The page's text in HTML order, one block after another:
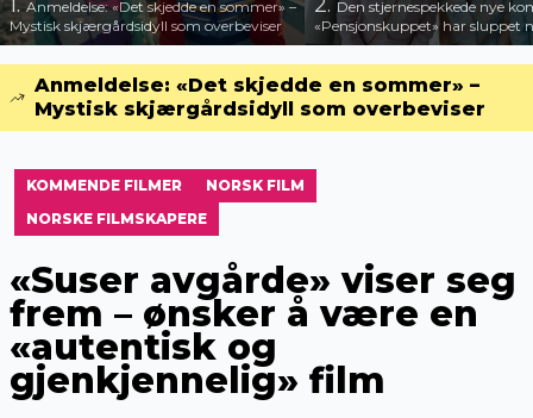
Anmeldelse: «Det skjedde en sommer» –
Mystisk skjærgårdsidyll som overbeviser
Den stjernespekkede nye
«Pensjonskuppet» har sluppet
Anmeldelse: «Det skjedde en sommer» –
Mystisk skjærgårdsidyll som overbeviser
KOMMENDE FILMER
NORSK FILM
NORSKE FILMSKAPERE
«Suser avgårde» viser seg
frem – ønsker å være en
«autentisk og
gjenkjennelig» film